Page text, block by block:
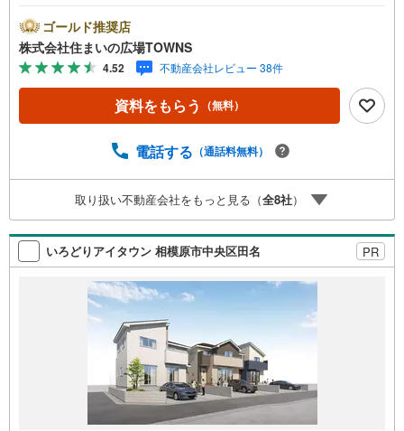
感が生まれ、美しいです。こだわりのある方も多い、新築
の戸建て物件となっております。イグサの香りに癒され、
リラックスした空間が作れます。洗濯物がよく乾く南東向
きがオススメポイントです。モニターから顔が見えるTVイ
ンターホン付きです。【年中無休/9:00～21:00】人気物件
は特にお問い合わせが集中するため、お早めにお電話下さ
見学がスムーズです。■その他、各種ご相談も承っておりま
ン■住まいの広場TOWNSからお客様へ経験豊富なスタッフ
が親身になってお客様に合った物件をご紹介させて頂きま
す！ /他社様掲載物件も併せてご紹介可能ですのでお気軽に
お問い合わせ下さい♪駐車場もございますので、お車での
お越しも大歓迎です！
ゴールド推奨店
株式会社住まいの広場TOWNS
4.52 不動産会社レビュー 38件
資料をもらう （無料）
電話する （通話料無料）
取り扱い不動産会社をもっと見る（全8社）
いろどりアイタウン 相模原市中央区田名 PR